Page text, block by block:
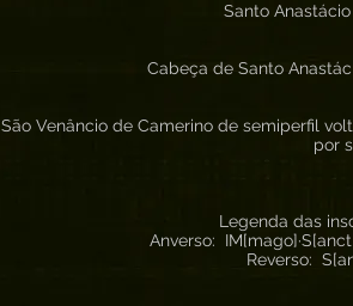
Santo
Cabeça de Santo
São Venâncio de Camerino de semiperfil
por
Legenda das
Anverso:
Reverso: